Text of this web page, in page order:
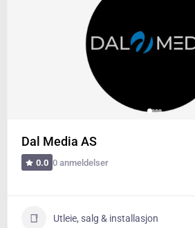
Dal Media AS
0.0 0 anmeldelser
Utleie, salg & installasjon